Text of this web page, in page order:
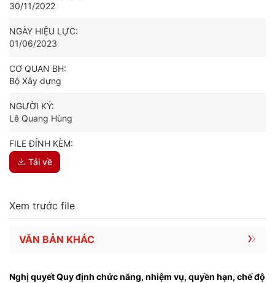
30/11/2022
NGÀY HIỆU LỰC:
01/06/2023
CƠ QUAN BH:
Bộ Xây dựng
NGƯỜI KÝ:
Lê Quang Hùng
FILE ĐÍNH KÈM:
Tải về
Xem trước file
VĂN BẢN KHÁC
Nghị quyết Quy định chức năng, nhiệm vụ, quyền hạn, chế độ